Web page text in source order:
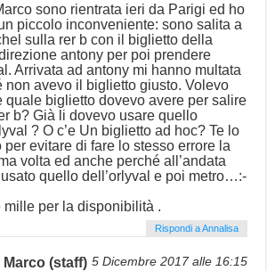
sono rientrata ieri da Parigi ed ho
piccolo inconveniente: sono salita a
sulla rer b con il biglietto della
antony per poi prendere
Arrivata ad antony mi hanno multata
non avevo il biglietto giusto. Volevo
quale biglietto dovevo avere per salire
b? Già li dovevo usare quello
? O c’e Un biglietto ad hoc? Te lo
per evitare di fare lo stesso errore la
volta ed anche perché all’andata
quello dell’orlyval e poi metro…:-
mille per la disponibilità .
Rispondi a Annalisa
Marco (staff) 5 Dicembre 2017 alle 16:15